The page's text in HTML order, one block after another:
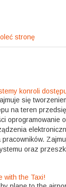
stronę
konroli
się
na teren
oprogramowanie
oraz
with the Taxi!